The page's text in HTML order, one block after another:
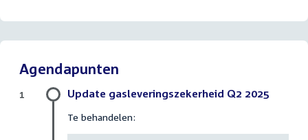
Agendapunten
Update gasleveringszekerheid Q2 2025
Te behandelen:
1